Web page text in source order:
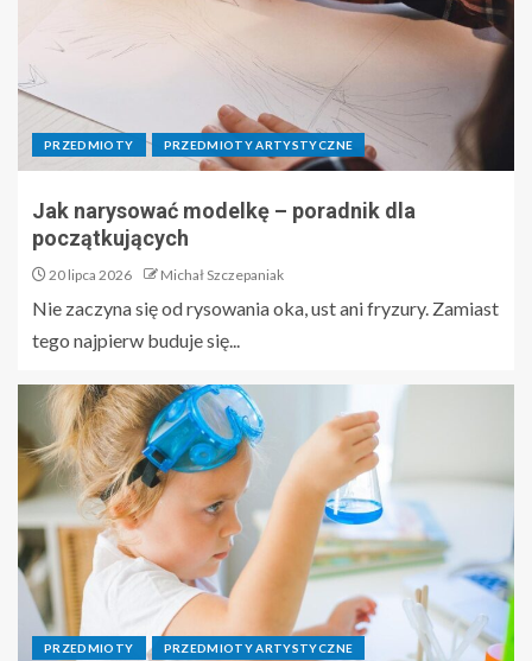
PRZEDMIOTY PRZEDMIOTY ARTYSTYCZNE
Jak narysować modelkę – poradnik dla
początkujących
20 lipca 2026 Michał Szczepaniak
Nie zaczyna się od rysowania oka, ust ani fryzury. Zamiast
tego najpierw buduje się...
PRZEDMIOTY PRZEDMIOTY ARTYSTYCZNE